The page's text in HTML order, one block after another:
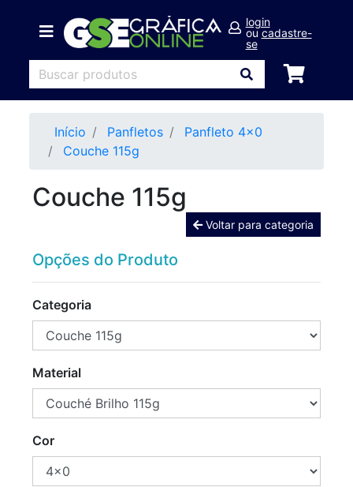
login
oucadastre-
se
Início Panfletos
Panfleto 4x0
Couche 115g
Couche 115g
Voltar para categoria
Opções do Produto
Categoria
Material
Cor